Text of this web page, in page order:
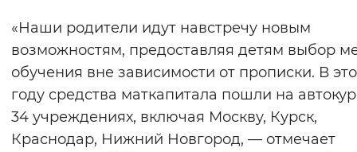
«Наши родители идут навстречу новым
возможностям, предоставляя детям выбор
обучения вне зависимости от прописки. В
году средства маткапитала пошли на
34 учреждениях, включая Москву, Курск,
Краснодар, Нижний Новгород, — отмечает